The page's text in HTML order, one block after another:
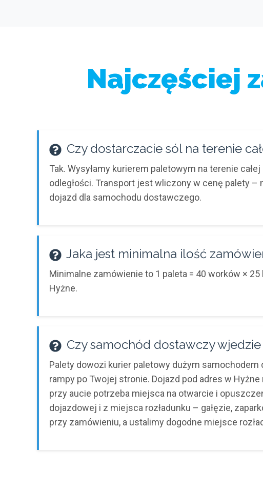
Najczęściej
Czy dostarczacie sól na terenie
Tak. Wysyłamy kurierem paletowym na terenie
odległości. Transport jest wliczony w cenę palety
dojazd dla samochodu dostawczego.
Jaka jest minimalna ilość
Minimalne zamówienie to 1 paleta = 40 worków ×
Hyżne.
Czy samochód dostawczy
Palety dowozi kurier paletowy dużym samochodem
rampy po Twojej stronie. Dojazd pod adres w
przy aucie potrzeba miejsca na otwarcie i
dojazdowej i z miejsca rozładunku – gałęzie,
przy zamówieniu, a ustalimy dogodne miejsce